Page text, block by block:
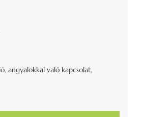
, angyalokkal való kapcsolat,